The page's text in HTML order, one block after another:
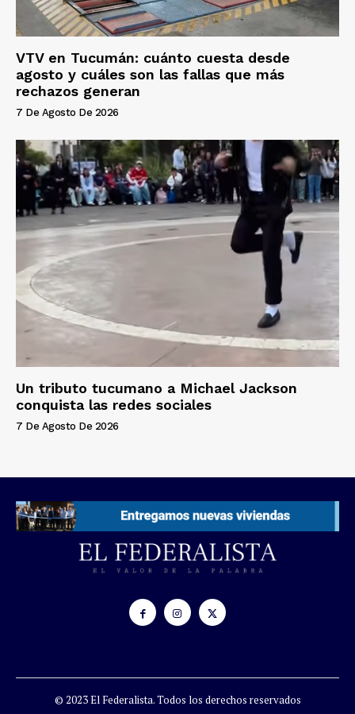
VTV en Tucumán: cuánto cuesta desde
agosto y cuáles son las fallas que más
rechazos generan
7 De Agosto De 2026
Un tributo tucumano a Michael Jackson
conquista las redes sociales
7 De Agosto De 2026
© 2023 El Federalista. Todos los derechos reservados